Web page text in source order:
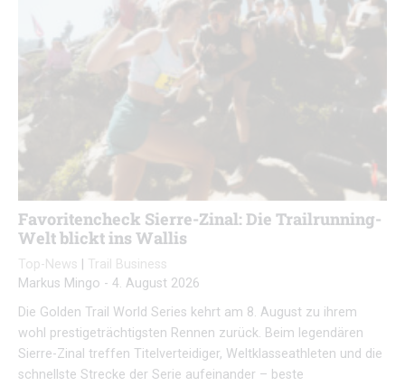
Favoritencheck Sierre-Zinal: Die Trailrunning-
Welt blickt ins Wallis
Top-News
Trail Business
Markus Mingo - 4. August 2026
Die Golden Trail World Series kehrt am 8. August zu ihrem
wohl prestigeträchtigsten Rennen zurück. Beim legendären
Sierre-Zinal treffen Titelverteidiger, Weltklasseathleten und die
schnellste Strecke der Serie aufeinander – beste